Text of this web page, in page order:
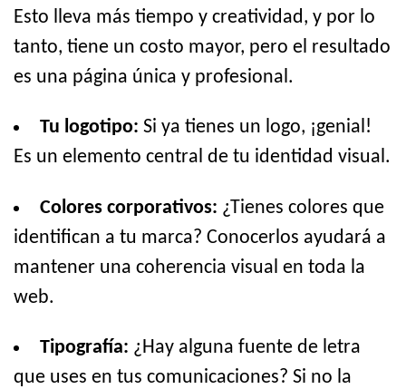
Esto lleva más tiempo y creatividad, y por lo
tanto, tiene un costo mayor, pero el resultado
es una página única y profesional.
Tu logotipo: Si ya tienes un logo, ¡genial!
Es un elemento central de tu identidad visual.
Colores corporativos: ¿Tienes colores que
identifican a tu marca? Conocerlos ayudará a
mantener una coherencia visual en toda la
web.
Tipografía: ¿Hay alguna fuente de letra
que uses en tus comunicaciones? Si no la